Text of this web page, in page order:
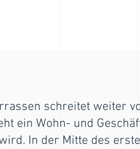
schreitet weiter
ein Wohn- und
In der Mitte des